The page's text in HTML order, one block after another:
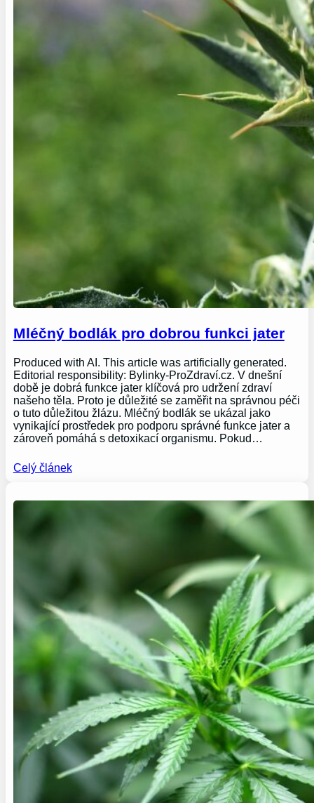
Mléčný bodlák pro dobrou funkci jater
Produced with AI. This article was artificially generated.
Editorial responsibility: Bylinky-ProZdraví.cz. V dnešní
době je dobrá funkce jater klíčová pro udržení zdraví
našeho těla. Proto je důležité se zaměřit na správnou péči
o tuto důležitou žlázu. Mléčný bodlák se ukázal jako
vynikající prostředek pro podporu správné funkce jater a
zároveň pomáhá s detoxikací organismu. Pokud…
Celý článek